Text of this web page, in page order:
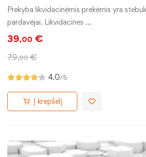
Prekyba likvidacinėmis prekėmis yra
pardavėjai. Likvidacines …
39,00 €
79,00 €
4.0/5
Į krepšelį